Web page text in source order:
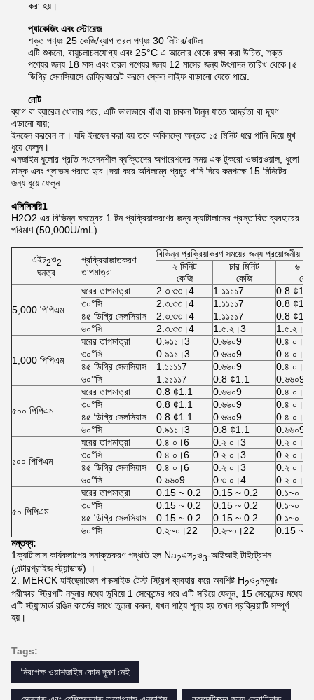
করা হয়।
প্যাকেজিং এবং স্টোরেজ
শক্ত পণ্যঃ 25 কেজি/ব্যাগ তরল পণ্যঃ 30 লিটার/বাটল
এটি শুকনো, বায়ুচলাচলযোগ্য এবং 25°C এ আলোর থেকে রক্ষা করা উচিত, শক্ত
পণ্যের জন্য 18 মাস এবং তরল পণ্যের জন্য 12 মাসের জন্য উৎপাদন তারিখ থেকে।৫
ডিগ্রি সেলসিয়াসে রেফ্রিজারেট করলে স্কেল লাইফ বাড়ানো যেতে পারে.
নোট
ব্যাগ বা ব্যারেল খোলার পরে, এটি ভালভাবে বাঁধা বা ঢাকনা টানুন যাতে আর্দ্রতা বা দূষণ
এড়ানো যায়;
ইনহেল করবেন না। যদি ইনহেল করা হয় তবে অবিলম্বে অন্তত ১৫ মিনিট ধরে পানি দিয়ে মুখ
ধুয়ে ফেলুন।
এনজাইম ধুলোর প্রতি সংবেদনশীল ব্যক্তিদের অপারেশনের সময় এক টুকরো ওভারওয়াল, ধুলো
মাস্ক এবং গ্লাভস পরতে হবে।দয়া করে অবিলম্বে প্রচুর পানি দিয়ে কমপক্ষে 15 মিনিটের
জন্য ধুয়ে ফেলুন.
এসিসিসরি1
H2O2 এর বিভিন্ন ঘনত্বের 1 টন প্রক্রিয়াকরণের জন্য ক্যাটালাসের প্রস্তাবিত ব্যবহারের
পরিমাণ (50,000U/mL)
এইচ2ও2
ঘনত্ব
প্রক্রিয়াজাতকরণ
তাপমাত্রা
বিভিন্ন প্রক্রিয়াকরণ সময়ের জন্য প্রয়োজনীয়
২ মিনিট
কেজি
চার মিনিট
কেজি
৬
5,000 পিপিএম
ঘরের তাপমাত্রা 2.৩.৩৩।4 1.১১১১7
0.8 ¢1.1
৩০°সি
2.৩.৩৩।4 1.১১১১7
0.8 ¢1.1
৪৫ ডিগ্রি সেলসিয়াস
2.৩.৩৩।4 1.১১১১7
0.8 ¢1.1
৬০°সি
2.৩.৩৩।4 1.৫.২।3 1.৫.২।3
1,000 পিপিএম
ঘরের তাপমাত্রা 0.৯১১।3 0.৬৬০9
0.৪ ০।6
৩০°সি
0.৯১১।3 0.৬৬০9
0.৪ ০।6
৪৫ ডিগ্রি সেলসিয়াস
1.১১১১7 0.৬৬০9
0.৪ ০।6
৬০°সি
1.১১১১7 0.8 ¢1.1 0.৬৬০9
৫০০ পিপিএম
ঘরের তাপমাত্রা 0.8 ¢1.1 0.৬৬০9
0.৪ ০।6
৩০°সি
0.8 ¢1.1 0.৬৬০9
0.৪ ০।6
৪৫ ডিগ্রি সেলসিয়াস
0.8 ¢1.1 0.৬৬০9
0.৪ ০।6
৬০°সি
0.৯১১।3 0.8 ¢1.1 0.৬৬০9
১০০ পিপিএম
ঘরের তাপমাত্রা 0.৪ ০।6 0.২ ০।3
0.২ ০।24
৩০°সি
0.৪ ০।6 0.২ ০।3
0.২ ০।24
৪৫ ডিগ্রি সেলসিয়াস
0.৪ ০।6 0.২ ০।3
0.২ ০।24
৬০°সি
0.৬৬০9 0.৩ ০।4 0.২ ০।3
৫০ পিপিএম
ঘরের তাপমাত্রা 0.15 ~ 0.2 0.15 ~ 0.2
৩০°সি
0.15 ~ 0.2 0.15 ~ 0.2
৪৫ ডিগ্রি সেলসিয়াস
0.15 ~ 0.2 0.15 ~ 0.2
৬০°সি
0.২~০।22 0.২~০।22
0.15 ~
মন্তব্য:
1ক্যাটালাস কার্যকলাপের সনাক্তকরণ পদ্ধতি হল Na2এস2ও3-আইআই টাইট্রেশন
(এন্টারপ্রাইজ স্ট্যান্ডার্ড) ।
2. MERCK হাইড্রোজেন পারক্সাইড টেস্ট স্ট্রিপ ব্যবহার করে অবশিষ্ট H2ও2নমুনাঃ
পরীক্ষার স্ট্রিপটি নমুনার মধ্যে ডুবিয়ে 1 সেকেন্ডের পরে এটি সরিয়ে ফেলুন, 15 সেকেন্ডের মধ্যে
এটি স্ট্যান্ডার্ড রঙিন কার্ডের সাথে তুলনা করুন, যখন পাঠ্য শূন্য হয় তখন প্রক্রিয়াটি সম্পূর্ণ
হয়।
Tags:
নিরপেক্ষ ওয়াশজাইম কোন দূষণ নেই